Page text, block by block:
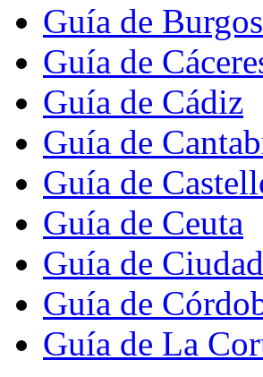
Guía de Burgos
Guía de
Guía de Cádiz
Guía de
Guía de
Guía de Ceuta
Guía de
Guía de
Guía de La